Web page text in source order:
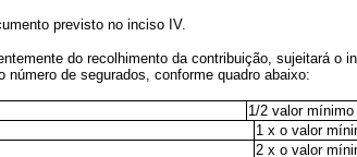
previsto no inciso IV.
do recolhimento da contribuição, sujeitará
de segurados, conforme quadro abaixo:
1/2 valor mínimo
1 x o valor
2 x o valor